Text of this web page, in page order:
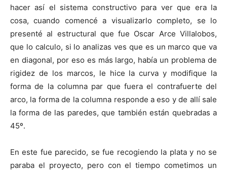
hacer así el sistema constructivo para ver que era la
cosa, cuando comencé a visualizarlo completo, se lo
presenté al estructural que fue Oscar Arce Villalobos,
que lo calculo, si lo analizas ves que es un marco que va
en diagonal, por eso es más largo, había un problema de
rigidez de los marcos, le hice la curva y modifique la
forma de la columna par que fuera el contrafuerte del
arco, la forma de la columna responde a eso y de allí sale
la forma de las paredes, que también están quebradas a
45º.
En este fue parecido, se fue recogiendo la plata y no se
paraba el proyecto, pero con el tiempo cometimos un